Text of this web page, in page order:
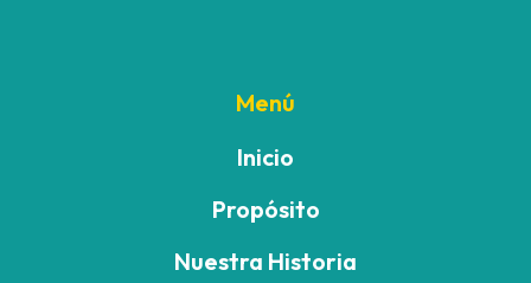
Menú
Inicio
Propósito
Nuestra Historia